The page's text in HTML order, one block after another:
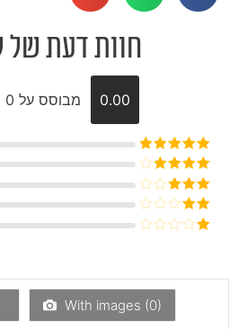
חוות דעת של
0.00 מבוסס על 0 חוות דעת
דורג5מתוך
5
דורג4
מתוך 5
דורג3
מתוך 5
דורג
5
With images (0)